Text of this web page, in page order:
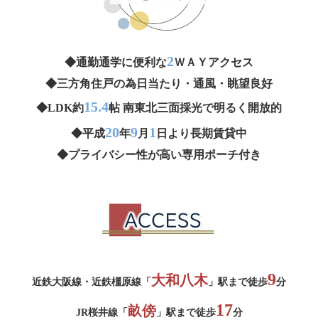
◆通勤通学に便利な2ＷＡＹアクセス
◆三方角住戸の為日当たり・通風・眺望良好
◆LDK約15.4帖 南東北三面採光で明るく開放的
◆平成20年9月 1 日より長期賃貸中
◆プライバシー性が高い専用ポーチ付き
近鉄大阪線・近鉄橿原線「大和八木」駅まで徒歩9分
JR桜井線「畝傍」駅まで徒歩17分